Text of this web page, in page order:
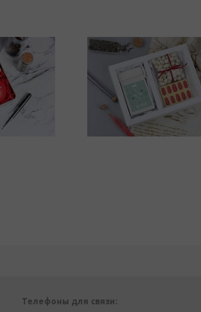
Телефоны для связи: